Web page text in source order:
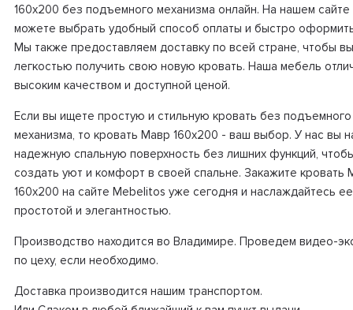
160х200 без подъемного механизма онлайн. На нашем
можете выбрать удобный способ оплаты и быстро
Мы также предоставляем доставку по всей стране, чтобы
легкостью получить свою новую кровать. Наша мебель
высоким качеством и доступной ценой.
Если вы ищете простую и стильную кровать без подъемного
механизма, то кровать Мавр 160х200 - ваш выбор. У нас вы
надежную спальную поверхность без лишних функций,
создать уют и комфорт в своей спальне. Закажите кровать
160х200 на сайте Mebelitos уже сегодня и наслаждайтесь ее
простотой и элегантностью.
Производство находится во Владимире. Проведем видео-
по цеху, если необходимо.
Доставка производится нашим транспортом.